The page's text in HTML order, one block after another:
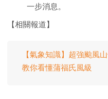
一步消息。
【相關報道】
【氣象知識】超強颱風
教你看懂蒲福氏風級